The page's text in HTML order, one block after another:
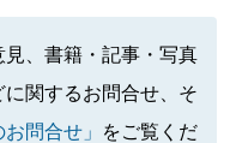
、書籍・記事・写真
関するお問合せ、そ
問合せ」
をご覧くだ